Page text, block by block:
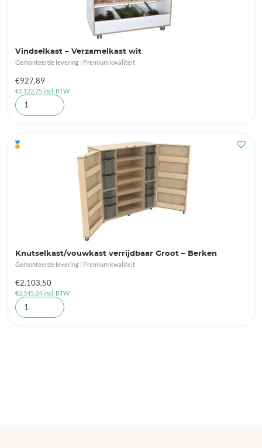
Vindselkast – Verzamelkast wit
Gemonteerde levering | Premium kwaliteit
€927,89
€1.122,75incl. BTW
🏅
Knutselkast/vouwkast verrijdbaar Groot – Berken
Gemonteerde levering | Premium kwaliteit
€2.103,50
€2.545,24incl. BTW